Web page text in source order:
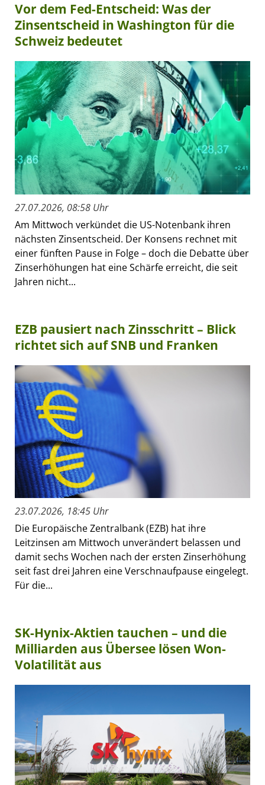
Vor dem Fed-Entscheid: Was der
Zinsentscheid in Washington für die
Schweiz bedeutet
27.07.2026, 08:58 Uhr
Am Mittwoch verkündet die US-Notenbank ihren
nächsten Zinsentscheid. Der Konsens rechnet mit
einer fünften Pause in Folge – doch die Debatte über
Zinserhöhungen hat eine Schärfe erreicht, die seit
Jahren nicht...
EZB pausiert nach Zinsschritt – Blick
richtet sich auf SNB und Franken
23.07.2026, 18:45 Uhr
Die Europäische Zentralbank (EZB) hat ihre
Leitzinsen am Mittwoch unverändert belassen und
damit sechs Wochen nach der ersten Zinserhöhung
seit fast drei Jahren eine Verschnaufpause eingelegt.
Für die...
SK-Hynix-Aktien tauchen – und die
Milliarden aus Übersee lösen Won-
Volatilität aus